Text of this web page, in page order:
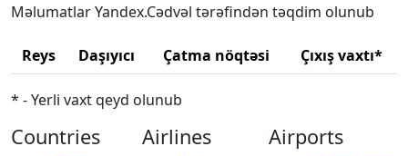
Məlumatlar Yandex.Cədvəl tərəfindən təqdim olunub
Reys Daşıyıcı Çatma nöqtəsi Çıxış vaxtı*
* - Yerli vaxt qeyd olunub
Countries Airlines Airports